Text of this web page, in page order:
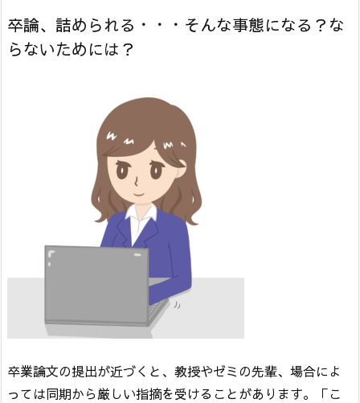
卒論、詰められる・・・そんな事態になる？な
らないためには？
卒業論文の提出が近づくと、教授やゼミの先輩、場合によ
っては同期から厳しい指摘を受けることがあります。「こ